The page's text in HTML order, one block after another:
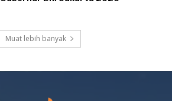
Muat lebih banyak